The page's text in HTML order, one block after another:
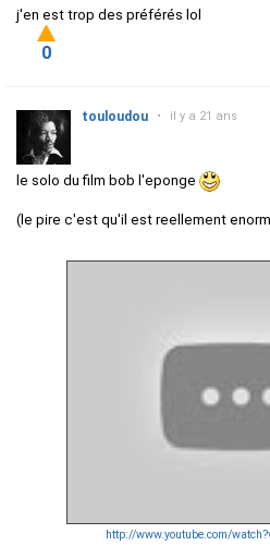
j'en est trop des préférés lol
0
touloudou • il y a 21 ans
le solo du film bob l'eponge
(le pire c'est qu'il est reellement
http://www.youtube.com/